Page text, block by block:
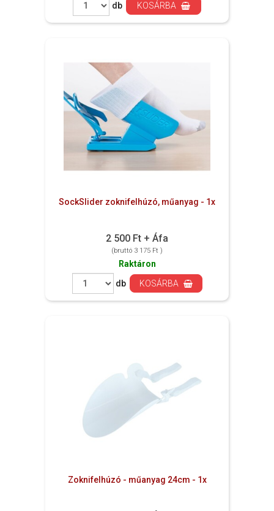
db
KOSÁRBA
SockSlider zoknifelhúzó, műanyag - 1x
2 500 Ft + Áfa
(bruttó 3 175 Ft )
Raktáron
db
KOSÁRBA
Zoknifelhúzó - műanyag 24cm - 1x